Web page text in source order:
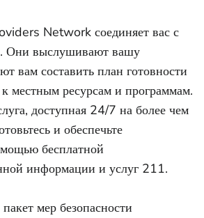
Network соединяет вас с
Они выслушивают вашу
вам составить план готовности
местным ресурсам и программам.
доступная 24/7 на более чем
и обеспечьте
бесплатной
информации и услуг 211.
мер безопасности